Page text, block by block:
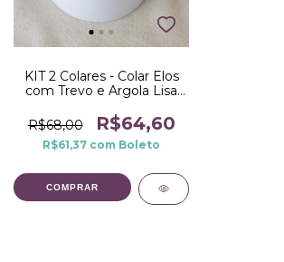
KIT 2 Colares - Colar Elos
com Trevo e Argola Lisa
Cadeadinho com
Pingente de Borboleta no
Aço
R$68,00 R$64,60
R$61,37 com Boleto
COMPRAR